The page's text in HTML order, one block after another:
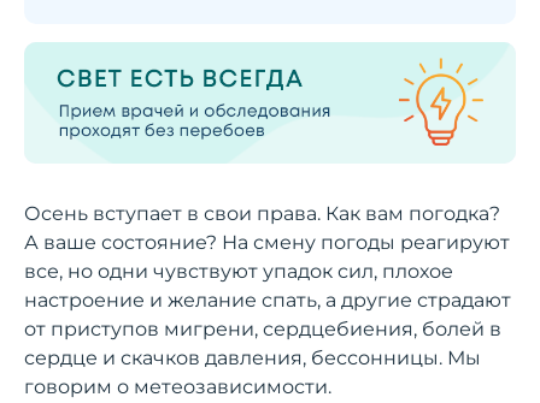
Осень вступает в свои права. Как вам погодка?
А ваше состояние? На смену погоды реагируют
все, но одни чувствуют упадок сил, плохое
настроение и желание спать, а другие страдают
от приступов мигрени, сердцебиения, болей в
сердце и скачков давления, бессонницы. Мы
говорим о метеозависимости.